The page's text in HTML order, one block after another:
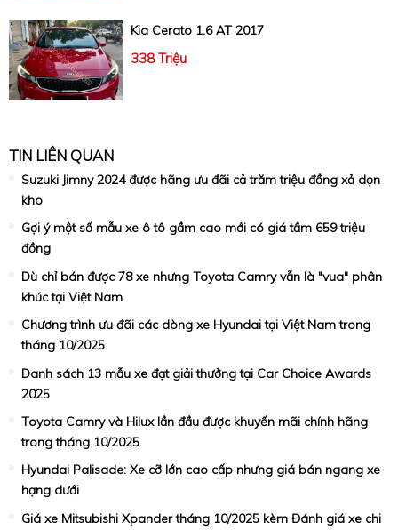
Kia Cerato 1.6 AT 2017
338 Triệu
TIN LIÊN QUAN
Suzuki Jimny 2024 được hãng ưu đãi cả trăm triệu đồng xả dọn
kho
Gợi ý một số mẫu xe ô tô gầm cao mới có giá tầm 659 triệu
đồng
Dù chỉ bán được 78 xe nhưng Toyota Camry vẫn là "vua" phân
khúc tại Việt Nam
Chương trình ưu đãi các dòng xe Hyundai tại Việt Nam trong
tháng 10/2025
Danh sách 13 mẫu xe đạt giải thưởng tại Car Choice Awards
2025
Toyota Camry và Hilux lần đầu được khuyến mãi chính hãng
trong tháng 10/2025
Hyundai Palisade: Xe cỡ lớn cao cấp nhưng giá bán ngang xe
hạng dưới
Giá xe Mitsubishi Xpander tháng 10/2025 kèm Đánh giá xe chi